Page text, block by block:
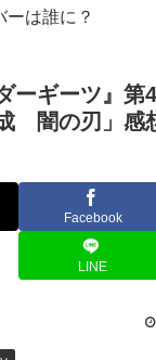
ーは誰に？
ーギーツ』第
闇の刃」感
Facebook
LINE